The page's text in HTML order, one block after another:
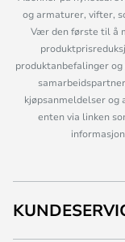
og armaturer, vifter,
Vær den første til å
produktanbefalinger
kjøpsanmeldelser og
enten via linken